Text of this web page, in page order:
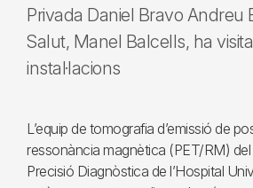
Privada Daniel Bravo Andreu
Salut, Manel Balcells, ha
instal·lacions
L’equip de tomografia d’emissió de
ressonància magnètica (PET/RM) del
Precisió Diagnòstica de l’Hospital